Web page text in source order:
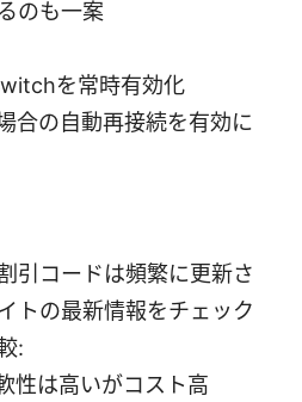
のも一案
を常時有効化
合の自動再接続を有効に
引コードは頻繁に更新さ
トの最新情報をチェック
:
性は高いがコスト高